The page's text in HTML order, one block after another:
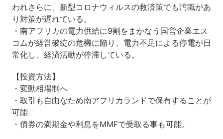
われさらに、新型コロナウィルスの救済策でも汚職があ
り対策が遅れている。
・南アフリカの電力供給に9割をまかなう国営企業エス
コムが経営破綻の危機に陥り、電力不足による停電が日
常化し、経済活動が停滞している。
【投資方法】
・変動相場制へ
・取引も自由なため南アフリカランドで保有することが
可能
・債券の満期金や利息をMMFで受取る事も可能。